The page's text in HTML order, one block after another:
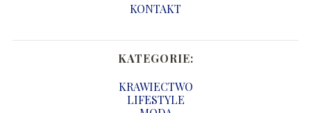
KONTAKT
KATEGORIE:
KRAWIECTWO
LIFESTYLE